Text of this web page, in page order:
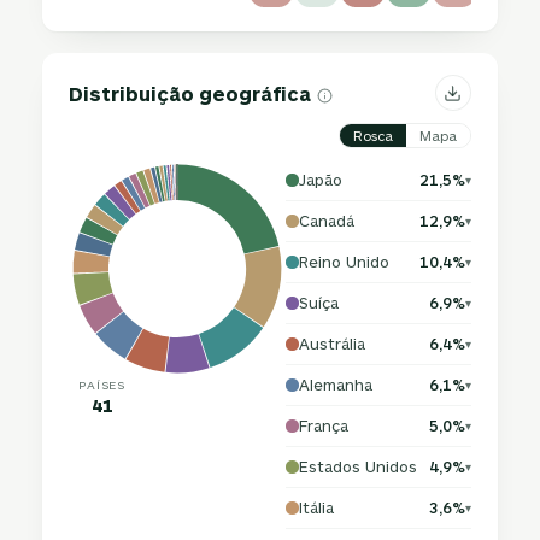
Distribuição geográfica
Rosca Mapa
PAÍSES
41
Japão 21,5%▾
Canadá 12,9%▾
Reino Unido 10,4%▾
Suíça 6,9%▾
Austrália 6,4%▾
Alemanha 6,1%▾
França 5,0%▾
Estados Unidos 4,9%▾
Itália 3,6%▾